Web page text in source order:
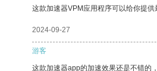
这款加速器VPM应用程序可以给你提
2024-09-27
游客
这款加速器app的加速效果还是不错的